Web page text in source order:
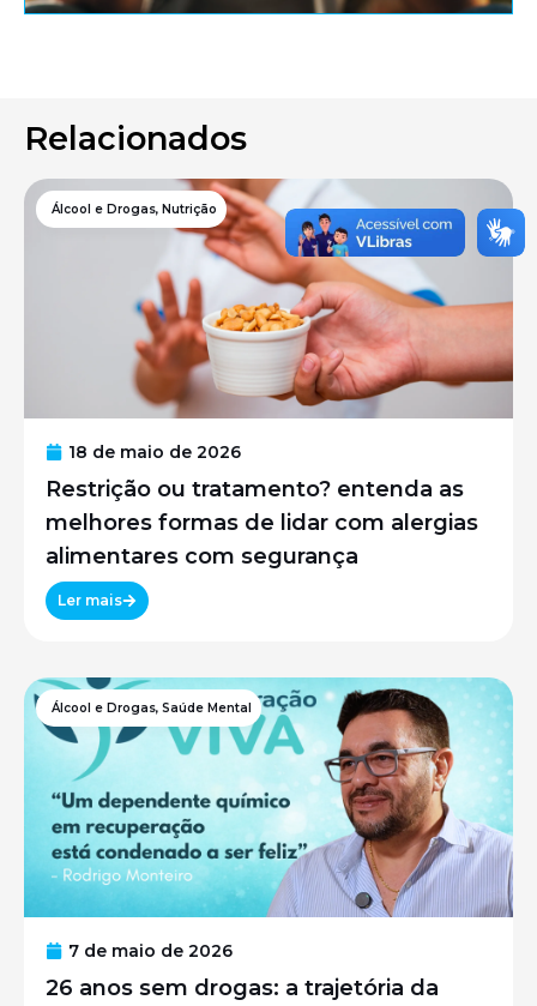
Relacionados
Álcool e Drogas, Nutrição
18 de maio de 2026
Restrição ou tratamento? entenda as
melhores formas de lidar com alergias
alimentares com segurança
Ler mais
Álcool e Drogas, Saúde Mental
7 de maio de 2026
26 anos sem drogas: a trajetória da